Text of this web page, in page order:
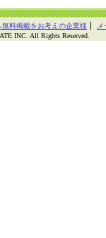
料掲載をお考えの企業様
INC. All Rights Reserved.